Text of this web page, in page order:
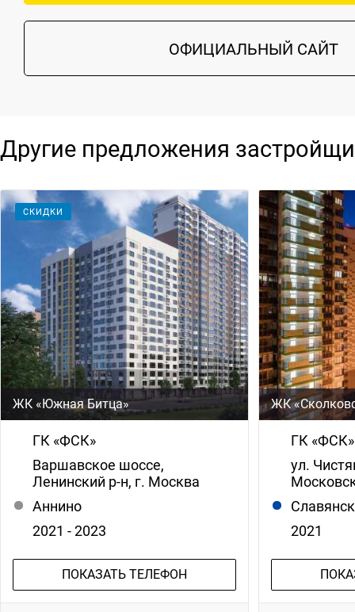
ОФИЦИАЛЬНЫЙ САЙТ
Другие предложения
СКИДКИ
ЖК «Южная Битца»
ГК «ФСК»
Варшавское шоссе,
Ленинский р-н, г. Москва
Аннино
2021 - 2023
ПОКАЗАТЬ ТЕЛЕФОН
ЖК
ГК «ФСК»
ул.
2021